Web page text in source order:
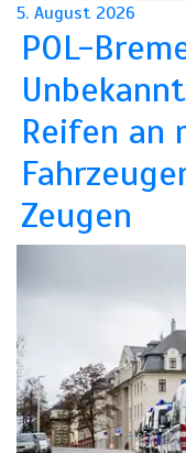
5. August 2026
POL-
Reifen an
Zeugen